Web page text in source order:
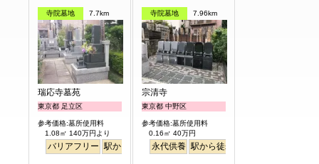
寺院墓地 7.7km
瑞応寺墓苑
東京都 足立区
参考価格:墓所使用料
1.08㎡ 140万円より
バリアフリー 駅から徒歩
寺院墓地 7.96km
宗清寺
東京都 中野区
参考価格:墓所使用料
0.16㎡ 40万円
永代供養 駅から徒歩